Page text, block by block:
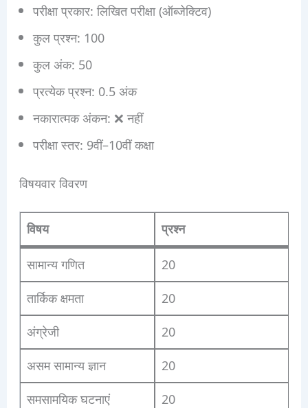
परीक्षा प्रकार: लिखित परीक्षा (ऑब्जेक्टिव)
कुल प्रश्न: 100
कुल अंक: 50
प्रत्येक प्रश्न: 0.5 अंक
नकारात्मक अंकन: ❌ नहीं
परीक्षा स्तर: 9वीं–10वीं कक्षा
विषयवार विवरण
विषय प्रश्न
सामान्य गणित 20
तार्किक क्षमता 20
अंग्रेजी 20
असम सामान्य ज्ञान 20
समसामयिक घटनाएं 20